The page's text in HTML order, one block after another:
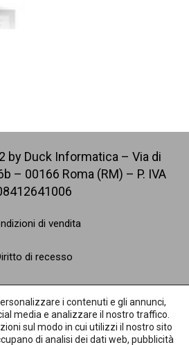
by Duck Informatica – Via di
– 00166 Roma (RM) – P. IVA
di vendita
di recesso
Spedizioni
Pagamenti
i contenuti e gli annunci,
media e analizzare il nostro traffico.
sul modo in cui utilizzi il nostro sito
di analisi dei dati web, pubblicità